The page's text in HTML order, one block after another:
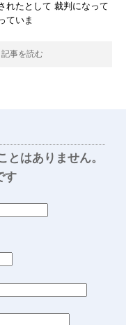
れたとして 裁判になって
ていま
記事を読む
とはありません。
す